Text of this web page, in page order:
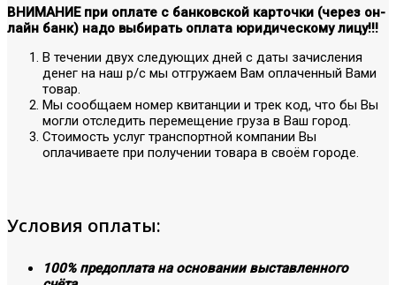
ВНИМАНИЕ при оплате с банковской карточки (через он-
лайн банк) надо выбирать оплата юридическому лицу!!!
В течении двух следующих дней с даты зачисления
денег на наш р/с мы отгружаем Вам оплаченный Вами
товар.
Мы сообщаем номер квитанции и трек код, что бы Вы
могли отследить перемещение груза в Ваш город.
Стоимость услуг транспортной компании Вы
оплачиваете при получении товара в своём городе.
Условия оплаты:
100% предоплата на основании выставленного